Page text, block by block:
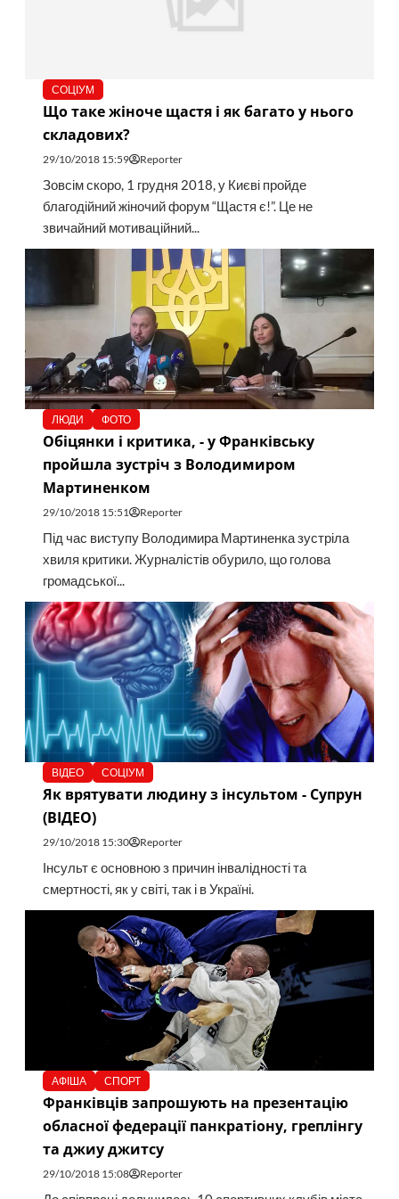
СОЦІУМ
Що таке жіноче щастя і як багато у нього
складових?
29/10/2018 15:59 Reporter
Зовсім скоро, 1 грудня 2018, у Києві пройде
благодійний жіночий форум “Щастя є!”. Це не
звичайний мотиваційний...
ЛЮДИ ФОТО
Обіцянки і критика, - у Франківську
пройшла зустріч з Володимиром
Мартиненком
29/10/2018 15:51 Reporter
Під час виступу Володимира Мартиненка зустріла
хвиля критики. Журналістів обурило, що голова
громадської...
ВІДЕО СОЦІУМ
Як врятувати людину з інсультом - Супрун
(ВІДЕО)
29/10/2018 15:30 Reporter
Інсульт є основною з причин інвалідності та
смертності, як у світі, так і в Україні.
АФІША СПОРТ
Франківців запрошують на презентацію
обласної федерації панкратіону, греплінгу
та джиу джитсу
29/10/2018 15:08 Reporter